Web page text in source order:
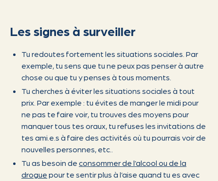
Les signes à surveiller
Tu redoutes fortement les situations sociales. Par
exemple, tu sens que tu ne peux pas penser à autre
chose ou que tu y penses à tous moments.
Tu cherches à éviter les situations sociales à tout
prix. Par exemple : tu évites de manger le midi pour
ne pas te faire voir, tu trouves des moyens pour
manquer tous tes oraux, tu refuses les invitations de
tes ami.e.s à faire des activités où tu pourrais voir de
nouvelles personnes, etc..
Tu as besoin de consommer de l’alcool ou de la
drogue pour te sentir plus à l’aise quand tu es avec